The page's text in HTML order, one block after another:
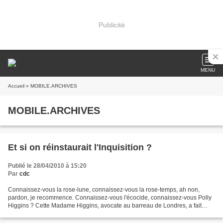
Publicité
MENU
Accueil » MOBILE.ARCHIVES
MOBILE.ARCHIVES
Et si on réinstaurait l'Inquisition ?
Publié le 28/04/2010 à 15:20
Par cdc
Connaissez-vous la rose-lune, connaissez-vous la rose-temps, ah non,
pardon, je recommence. Connaissez-vous l'écocide, connaissez-vous Polly
Higgins ? Cette Madame Higgins, avocate au barreau de Londres, a fait